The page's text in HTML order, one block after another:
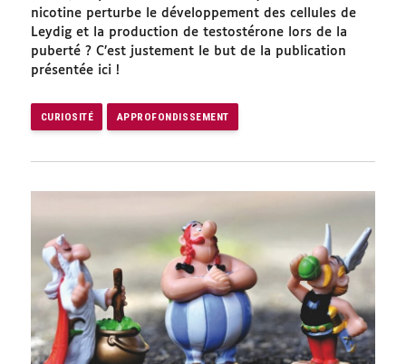
nicotine perturbe le développement des cellules de
Leydig et la production de testostérone lors de la
puberté ? C’est justement le but de la publication
présentée ici !
CURIOSITÉ APPROFONDISSEMENT